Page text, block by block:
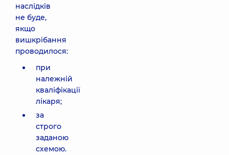
наслідків
не буде,
якщо
вишкрібання
проводилося:
при
належній
кваліфікації
лікаря;
за
строго
заданою
схемою.